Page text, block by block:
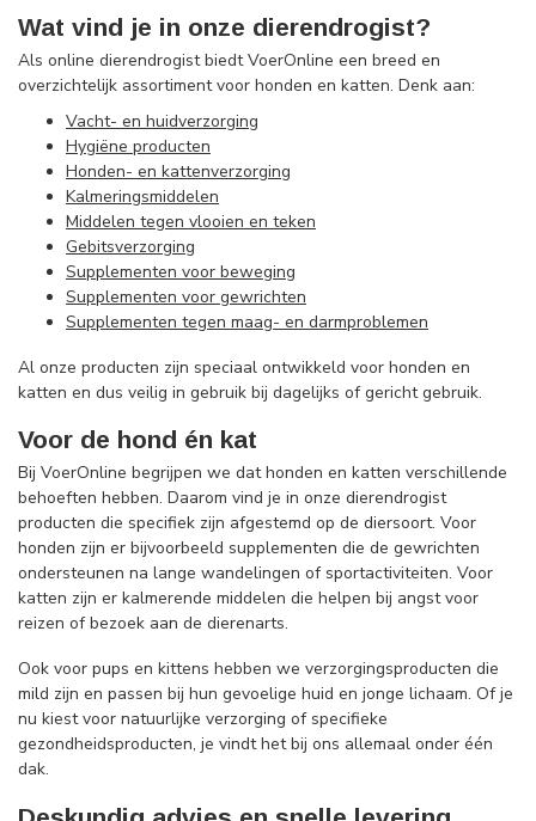
Wat vind je in onze dierendrogist?
Als online dierendrogist biedt VoerOnline een breed en
overzichtelijk assortiment voor honden en katten. Denk aan:
Vacht- en huidverzorging
Hygiëne producten
Honden- en kattenverzorging
Kalmeringsmiddelen
Middelen tegen vlooien en teken
Gebitsverzorging
Supplementen voor beweging
Supplementen voor gewrichten
Supplementen tegen maag- en darmproblemen
Al onze producten zijn speciaal ontwikkeld voor honden en
katten en dus veilig in gebruik bij dagelijks of gericht gebruik.
Voor de hond én kat
Bij VoerOnline begrijpen we dat honden en katten verschillende
behoeften hebben. Daarom vind je in onze dierendrogist
producten die specifiek zijn afgestemd op de diersoort. Voor
honden zijn er bijvoorbeeld supplementen die de gewrichten
ondersteunen na lange wandelingen of sportactiviteiten. Voor
katten zijn er kalmerende middelen die helpen bij angst voor
reizen of bezoek aan de dierenarts.
Ook voor pups en kittens hebben we verzorgingsproducten die
mild zijn en passen bij hun gevoelige huid en jonge lichaam. Of je
nu kiest voor natuurlijke verzorging of specifieke
gezondheidsproducten, je vindt het bij ons allemaal onder één
dak.